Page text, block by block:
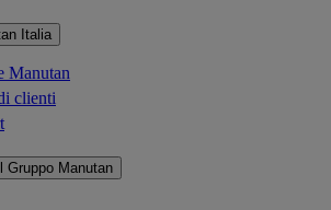
Italia
Manutan
clienti
Il Gruppo Manutan